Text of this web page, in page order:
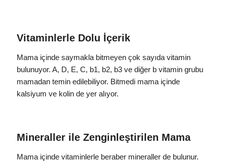
Vitaminlerle Dolu İçerik
Mama içinde saymakla bitmeyen çok sayıda vitamin
bulunuyor. A, D, E, C, b1, b2, b3 ve diğer b vitamin grubu
mamadan temin edilebiliyor. Bitmedi mama içinde
kalsiyum ve kolin de yer alıyor.
Mineraller ile Zenginleştirilen Mama
Mama içinde vitaminlerle beraber mineraller de bulunur.